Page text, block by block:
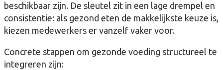
beschikbaar zijn. De sleutel zit in een lage drempel en
consistentie: als gezond eten de makkelijkste keuze is,
kiezen medewerkers er vanzelf vaker voor.
Concrete stappen om gezonde voeding structureel te
integreren zijn: